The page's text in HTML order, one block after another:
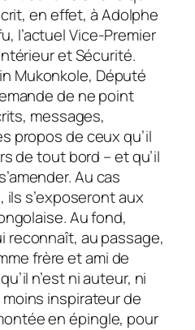
en effet, à Adolphe
l’actuel Vice-Premier
et Sécurité.
Mukonkole, Député
de ne point
messages,
propos de ceux qu’il
de tout bord – et qu’il
Au cas
s’exposeront aux
Au fond,
reconnaît, au passage,
frère et ami de
n’est ni auteur, ni
inspirateur de
en épingle, pour